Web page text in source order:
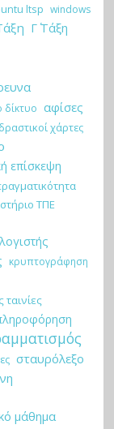
ltsp windows
Γ΄ Τάξη
αφίσες
χάρτες
επίσκεψη
ΤΠΕ
κρυπτογράφηση
ταινίες
σταυρόλεξο
μάθημα